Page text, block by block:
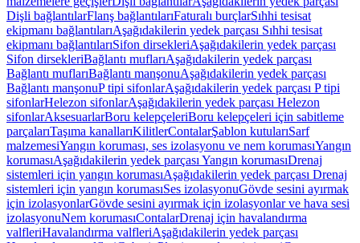
Dişli bağlantılarFlanş bağlantılarıFaturalı burçlarSıhhi tesisat
ekipmanı bağlantılarıAşağıdakilerin yedek parçası Sıhhi tesisat
ekipmanı bağlantılarıSifon dirsekleriAşağıdakilerin yedek parçası
Sifon dirsekleriBağlantı muflarıAşağıdakilerin yedek parçası
Bağlantı muflarıBağlantı manşonuAşağıdakilerin yedek parçası
Bağlantı manşonuP tipi sifonlarAşağıdakilerin yedek parçası P tipi
sifonlarHelezon sifonlarAşağıdakilerin yedek parçası Helezon
sifonlarAksesuarlarBoru kelepçeleriBoru kelepçeleri için sabitleme
parçalarıTaşıma kanallarıKilitlerContalarŞablon kutularıSarf
malzemesiYangın koruması, ses izolasyonu ve nem korumasıYangın
korumasıAşağıdakilerin yedek parçası Yangın korumasıDrenaj
sistemleri için yangın korumasıAşağıdakilerin yedek parçası Drenaj
sistemleri için yangın korumasıSes izolasyonuGövde sesini ayırmak
için izolasyonlarGövde sesini ayırmak için izolasyonlar ve hava sesi
izolasyonuNem korumasıContalarDrenaj için havalandırma
valfleriHavalandırma valfleriAşağıdakilerin yedek parçası